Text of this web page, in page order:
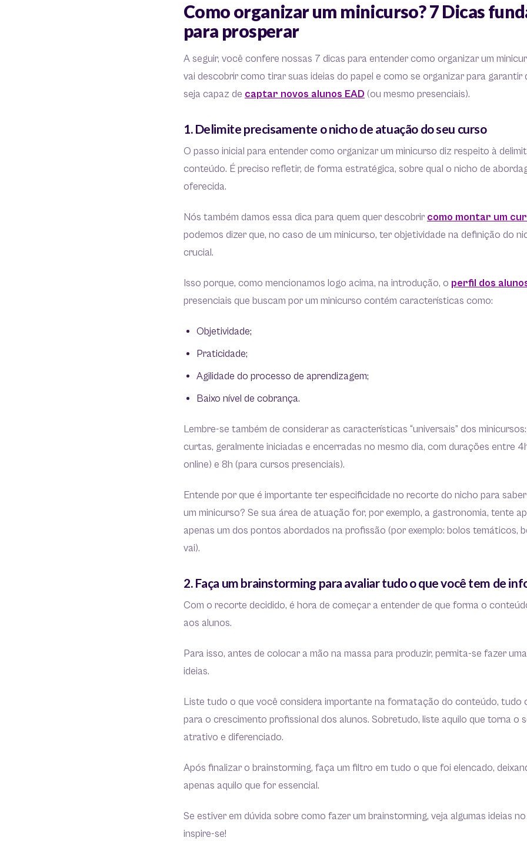
Como organizar um minicurso? 7 Dicas
para prosperar
A seguir, você confere nossas 7 dicas para entender como organizar um
vai descobrir como tirar suas ideias do papel e como se organizar para garantir
seja capaz de captar novos alunos EAD (ou mesmo presenciais).
1. Delimite precisamente o nicho de atuação do seu curso
O passo inicial para entender como organizar um minicurso diz respeito à
conteúdo. É preciso refletir, de forma estratégica, sobre qual o nicho de
oferecida.
Nós também damos essa dica para quem quer descobrir como montar um
podemos dizer que, no caso de um minicurso, ter objetividade na definição do
crucial.
Isso porque, como mencionamos logo acima, na introdução, o perfil dos
presenciais que buscam por um minicurso contém características como:
Objetividade;
Praticidade;
Agilidade do processo de aprendizagem;
Baixo nível de cobrança.
Lembre-se também de considerar as características “universais” dos
curtas, geralmente iniciadas e encerradas no mesmo dia, com durações entre
online) e 8h (para cursos presenciais).
Entende por que é importante ter especificidade no recorte do nicho para
um minicurso? Se sua área de atuação for, por exemplo, a gastronomia, tente
apenas um dos pontos abordados na profissão (por exemplo: bolos temáticos,
vai).
2. Faça um brainstorming para avaliar tudo o que você tem de
Com o recorte decidido, é hora de começar a entender de que forma o
aos alunos.
Para isso, antes de colocar a mão na massa para produzir, permita-se fazer
ideias.
Liste tudo o que você considera importante na formatação do conteúdo, tudo
para o crescimento profissional dos alunos. Sobretudo, liste aquilo que torna o
atrativo e diferenciado.
Após finalizar o brainstorming, faça um filtro em tudo o que foi elencado,
apenas aquilo que for essencial.
Se estiver em dúvida sobre como fazer um brainstorming, veja algumas ideias
inspire-se!